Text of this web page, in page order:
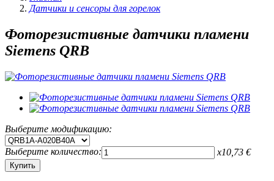
Датчики и сенсоры для горелок
Фоторезистивные датчики пламени
Siemens QRB
Выберите модификацию:
Выберите количество: x10,73 €